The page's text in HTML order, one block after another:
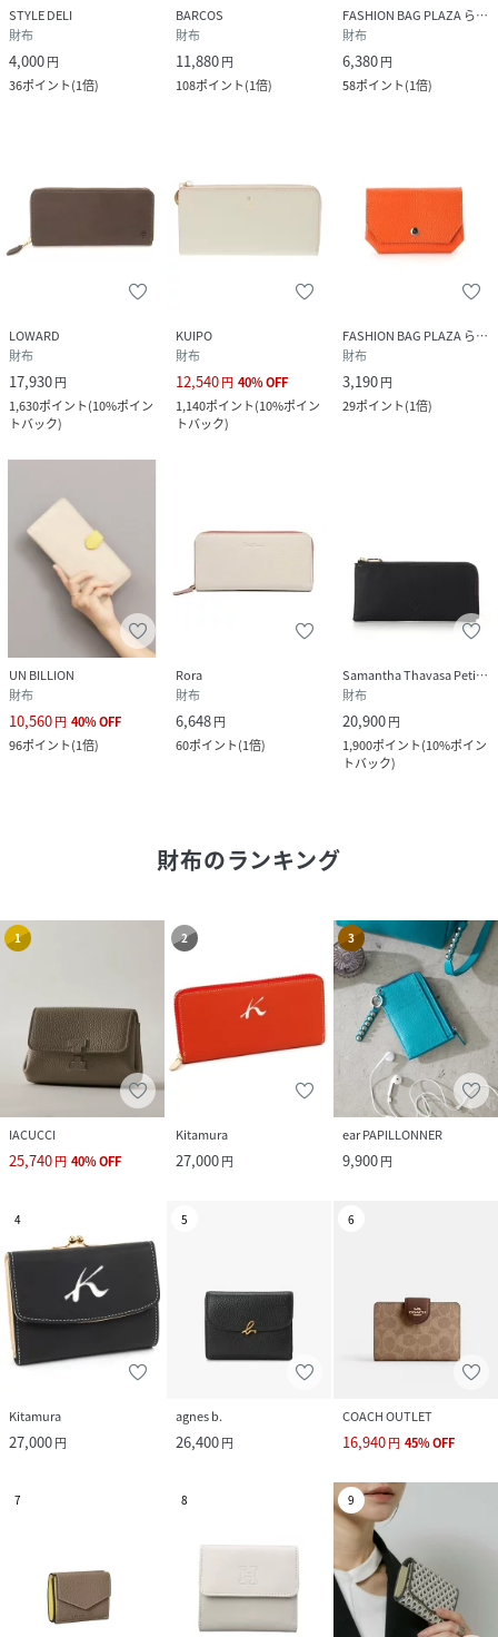
STYLE DELI
財布
4,000円
36ポイント(1倍)
BARCOS
財布
11,880円
108ポイント(1倍)
FASHION BAG PLAZA らみー
財布
6,380円
58ポイント(1倍)
LOWARD
財布
17,930円
1,630ポイント(10%ポイン
トバック)
KUIPO
財布
12,540円 40%OFF
1,140ポイント(10%ポイン
トバック)
FASHION BAG PLAZA らみー
財布
3,190円
29ポイント(1倍)
UN BILLION
財布
10,560円 40%OFF
96ポイント(1倍)
Rora
財布
6,648円
60ポイント(1倍)
Samantha Thavasa Petit Choice
財布
20,900円
1,900ポイント(10%ポイン
トバック)
財布のランキング
1
IACUCCI
25,740円 40%OFF
2
Kitamura
27,000円
3
ear PAPILLONNER
9,900円
4
Kitamura
27,000円
5
agnes b.
26,400円
6
COACH OUTLET
16,940円 45%OFF
7 8 9